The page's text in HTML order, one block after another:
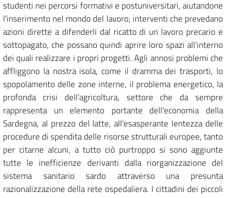
studenti nei percorsi formativi e postuniversitari, aiutandone
l'inserimento nel mondo del lavoro; interventi che prevedano
azioni dirette a difenderli dal ricatto di un lavoro precario e
sottopagato, che possano quindi aprire loro spazi all'interno
dei quali realizzare i propri progetti. Agli annosi problemi che
affliggono la nostra isola, come il dramma dei trasporti, lo
spopolamento delle zone interne, il problema energetico, la
profonda crisi dell'agricoltura, settore che da sempre
rappresenta un elemento portante dell'economia della
Sardegna, al prezzo del latte, all'esasperante lentezza delle
procedure di spendita delle risorse strutturali europee, tanto
per citarne alcuni, a tutto ciò purtroppo si sono aggiunte
tutte le inefficienze derivanti dalla riorganizzazione del
sistema sanitario sardo attraverso una presunta
razionalizzazione della rete ospedaliera. I cittadini dei piccoli